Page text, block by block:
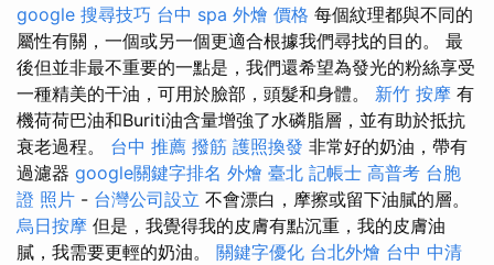
google 搜尋技巧 台中 spa 外燴 價格 每個紋理都與不同的
屬性有關，一個或另一個更適合根據我們尋找的目的。 最
後但並非最不重要的一點是，我們還希望為發光的粉絲享受
一種精美的干油，可用於臉部，頭髮和身體。 新竹 按摩 有
機荷荷巴油和Buriti油含量增強了水磷脂層，並有助於抵抗
衰老過程。 台中 推薦 撥筋 護照換發 非常好的奶油，帶有
過濾器 google關鍵字排名 外燴 臺北 記帳士 高普考 台胞
證 照片 - 台灣公司設立 不會漂白，摩擦或留下油膩的層。
烏日按摩 但是，我覺得我的皮膚有點沉重，我的皮膚油
膩，我需要更輕的奶油。 關鍵字優化 台北外燴 台中 中清